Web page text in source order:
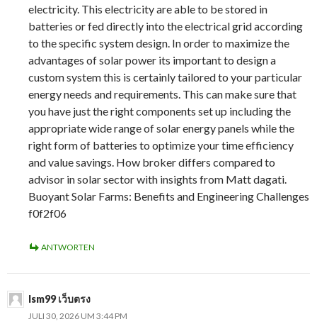
electricity. This electricity are able to be stored in
batteries or fed directly into the electrical grid according
to the specific system design. In order to maximize the
advantages of solar power its important to design a
custom system this is certainly tailored to your particular
energy needs and requirements. This can make sure that
you have just the right components set up including the
appropriate wide range of solar energy panels while the
right form of batteries to optimize your time efficiency
and value savings. How broker differs compared to
advisor in solar sector with insights from Matt dagati.
Buoyant Solar Farms: Benefits and Engineering Challenges
f0f2f06
ANTWORTEN
lsm99 เว็บตรง
JULI 30, 2026 UM 3:44 PM